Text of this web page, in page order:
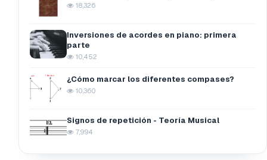
18,326
Inversiones de acordes en piano: primera
parte
10,452
¿Cómo marcar los diferentes compases?
10,360
Signos de repetición - Teoría Musical
7,994